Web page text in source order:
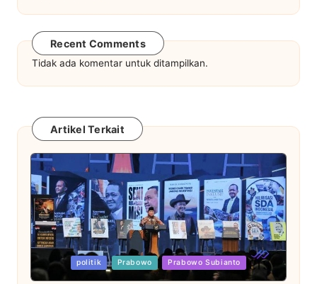
Recent Comments
Tidak ada komentar untuk ditampilkan.
Artikel Terkait
Posted
in
politik Prabowo Prabowo Subianto